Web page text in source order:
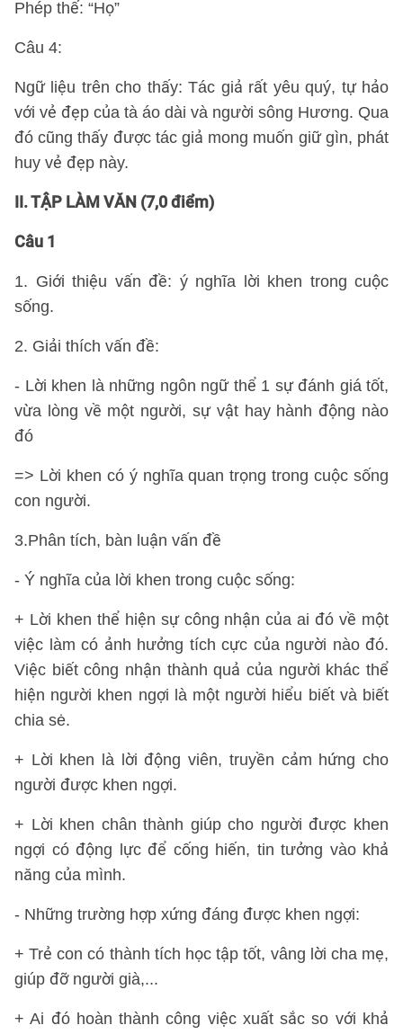
Phép thế: “Họ”
Câu 4:
Ngữ liệu trên cho thấy: Tác giả rất yêu quý, tự hảo
với vẻ đẹp của tà áo dài và người sông Hương. Qua
đó cũng thấy được tác giả mong muốn giữ gìn, phát
huy vẻ đẹp này.
II. TẬP LÀM VĂN (7,0 điểm)
Câu 1
1. Giới thiệu vấn đề: ý nghĩa lời khen trong cuộc
sống.
2. Giải thích vấn đề:
- Lời khen là những ngôn ngữ thể 1 sự đánh giá tốt,
vừa lòng về một người, sự vật hay hành động nào
đó
=> Lời khen có ý nghĩa quan trọng trong cuộc sống
con người.
3.Phân tích, bàn luận vấn đề
- Ý nghĩa của lời khen trong cuộc sống:
+ Lời khen thể hiện sự công nhận của ai đó về một
việc làm có ảnh hưởng tích cực của người nào đó.
Việc biết công nhận thành quả của người khác thể
hiện người khen ngợi là một người hiểu biết và biết
chia sė.
+ Lời khen là lời động viên, truyền cảm hứng cho
người được khen ngợi.
+ Lời khen chân thành giúp cho người được khen
ngợi có động lực để cống hiến, tin tưởng vào khả
năng của mình.
- Những trường hợp xứng đáng được khen ngợi:
+ Trẻ con có thành tích học tập tốt, vâng lời cha mẹ,
giúp đỡ người già,...
+ Ai đó hoàn thành công việc xuất sắc so với khả